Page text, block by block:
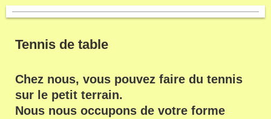
Tennis de table
Chez nous, vous pouvez faire du tennis
sur le petit terrain.
Nous nous occupons de votre forme